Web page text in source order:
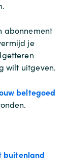
abonnement
je
wilt uitgeven.
beltegoed
buitenland